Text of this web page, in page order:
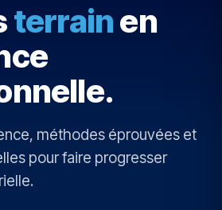
terrainen
méthodes éprouvées et
pour faire progresser